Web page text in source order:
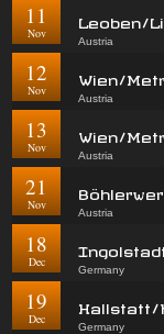
11
Nov
Leoben/
Austria
12
Nov
Wien/
Austria
13
Nov
Wien/
Austria
21
Nov
Austria
18
Dec
Germany
19
Dec
Hallstatt/
Germany